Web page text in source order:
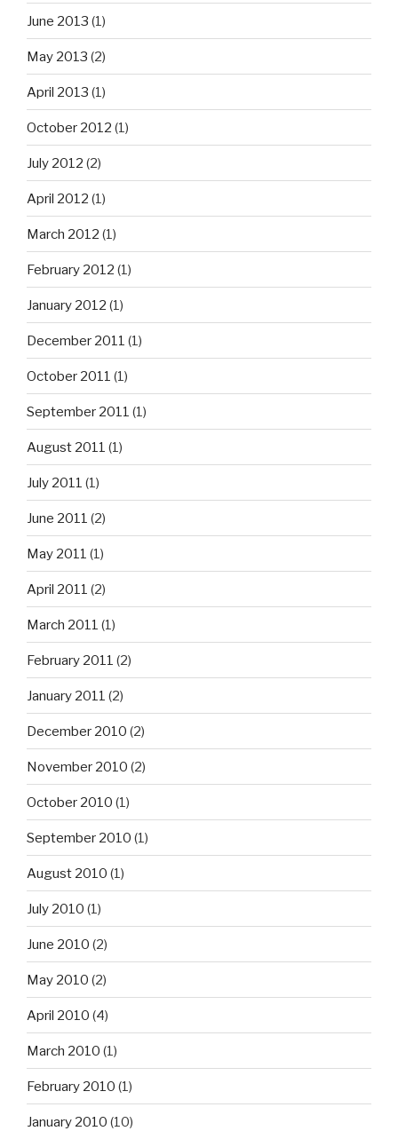
June 2013 (1)
May 2013 (2)
April 2013 (1)
October 2012 (1)
July 2012 (2)
April 2012 (1)
March 2012 (1)
February 2012 (1)
January 2012 (1)
December 2011 (1)
October 2011 (1)
September 2011 (1)
August 2011 (1)
July 2011 (1)
June 2011 (2)
May 2011 (1)
April 2011 (2)
March 2011 (1)
February 2011 (2)
January 2011 (2)
December 2010 (2)
November 2010 (2)
October 2010 (1)
September 2010 (1)
August 2010 (1)
July 2010 (1)
June 2010 (2)
May 2010 (2)
April 2010 (4)
March 2010 (1)
February 2010 (1)
January 2010 (10)